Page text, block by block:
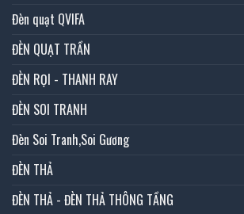
Đèn quạt QVIFA
ĐÈN QUẠT TRẦN
ĐÈN RỌI - THANH RAY
ĐÈN SOI TRANH
Đèn Soi Tranh,Soi Gương
ĐÈN THẢ
ĐÈN THẢ - ĐÈN THẢ THÔNG TẦNG